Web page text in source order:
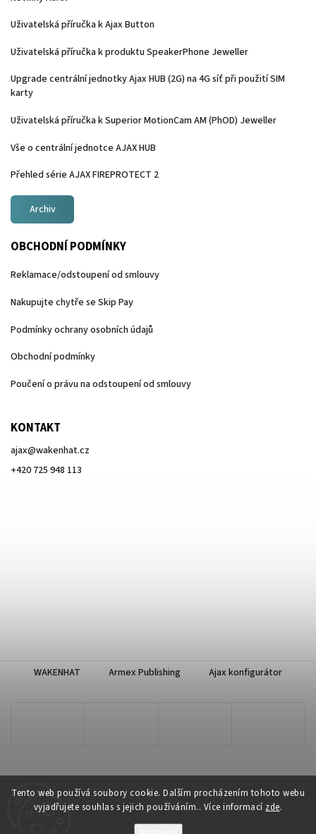
Tento web používá soubory cookie. Dalším procházením tohoto webu
vyjadřujete souhlas s jejich používáním.. Více informací zde.
Uživatelská příručka k Ajax Button
Uživatelská příručka k produktu SpeakerPhone Jeweller
Upgrade centrální jednotky Ajax HUB (2G) na 4G síť při použití SIM
karty
Uživatelská příručka k Superior MotionCam AM (PhOD) Jeweller
Vše o centrální jednotce AJAX HUB
Přehled série AJAX FIREPROTECT 2
Archiv
OBCHODNÍ PODMÍNKY
Reklamace/odstoupení od smlouvy
Nakupujte chytře se Skip Pay
Podmínky ochrany osobních údajů
Obchodní podmínky
Poučení o právu na odstoupení od smlouvy
KONTAKT
ajax@wakenhat.cz
+420 725 948 113
WAKENHAT Armex Publishing Ajax konfigurátor
WAKENHAT e-shop. Všechna práva vyhrazena.